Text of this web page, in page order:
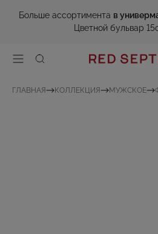
Больше ассортимента в
Цветной бульвар
ГЛАВНАЯ КОЛЛЕКЦИЯ МУЖСКОЕ